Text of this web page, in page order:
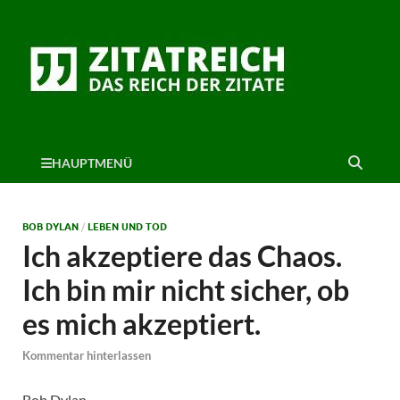
HAUPTMENÜ
BOB DYLAN / LEBEN UND TOD
Ich akzeptiere das Chaos.
Ich bin mir nicht sicher, ob
es mich akzeptiert.
Kommentar hinterlassen